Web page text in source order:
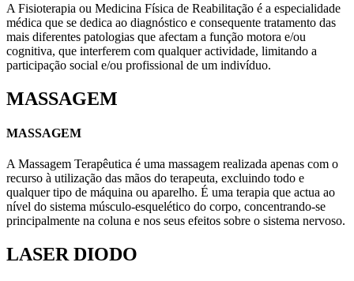
A Fisioterapia ou Medicina Física de Reabilitação é a especialidade
médica que se dedica ao diagnóstico e consequente tratamento das
mais diferentes patologias que afectam a função motora e/ou
cognitiva, que interferem com qualquer actividade, limitando a
participação social e/ou profissional de um indivíduo.
MASSAGEM
MASSAGEM
A Massagem Terapêutica é uma massagem realizada apenas com o
recurso à utilização das mãos do terapeuta, excluindo todo e
qualquer tipo de máquina ou aparelho. É uma terapia que actua ao
nível do sistema músculo-esquelético do corpo, concentrando-se
principalmente na coluna e nos seus efeitos sobre o sistema nervoso.
LASER DIODO